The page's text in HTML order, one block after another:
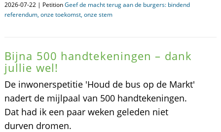
2026-07-22 | PetitionGeef de macht terug aan de burgers: bindend
referendum, onze toekomst, onze stem
Bijna 500 handtekeningen – dank
jullie wel!
De inwonerspetitie 'Houd de bus op de Markt'
nadert de mijlpaal van 500 handtekeningen.
Dat had ik een paar weken geleden niet
durven dromen.